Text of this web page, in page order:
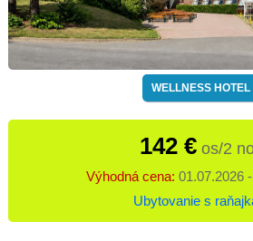
WELLNESS HOTEL
142 €os/2
Výhodná cena: 01.07.2026
Ubytovanie s